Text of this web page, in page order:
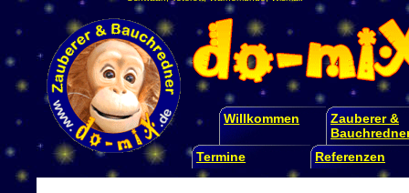
Willkommen
Zauberer &
Termine
Referenzen